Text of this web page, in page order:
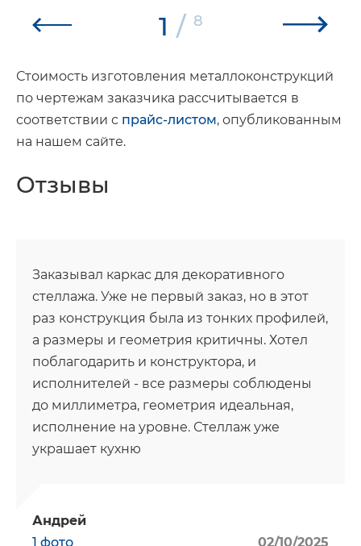
1 / 8
Стоимость изготовления металлоконструкций
по чертежам заказчика рассчитывается в
соответствии с прайс-листом, опубликованным
на нашем сайте.
Отзывы
Заказывал каркас для декоративного
стеллажа. Уже не первый заказ, но в этот
раз конструкция была из тонких профилей,
а размеры и геометрия критичны. Хотел
поблагодарить и конструктора, и
исполнителей - все размеры соблюдены
до миллиметра, геометрия идеальная,
исполнение на уровне. Стеллаж уже
украшает кухню
Андрей
1 фото
02/10/2025